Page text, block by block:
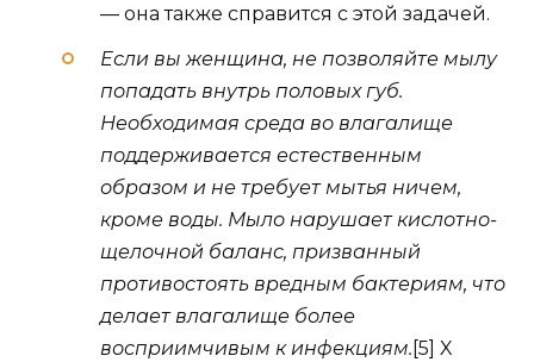
— она также справится с этой задачей.
Если вы женщина, не позволяйте мылу
попадать внутрь половых губ.
Необходимая среда во влагалище
поддерживается естественным
образом и не требует мытья ничем,
кроме воды. Мыло нарушает кислотно-
щелочной баланс, призванный
противостоять вредным бактериям, что
делает влагалище более
восприимчивым к инфекциям. [5] X